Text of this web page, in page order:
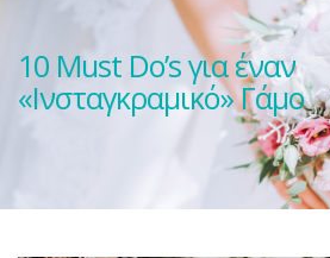
10 Must Do’s για έναν
«Ινσταγκραμικό» Γάμο